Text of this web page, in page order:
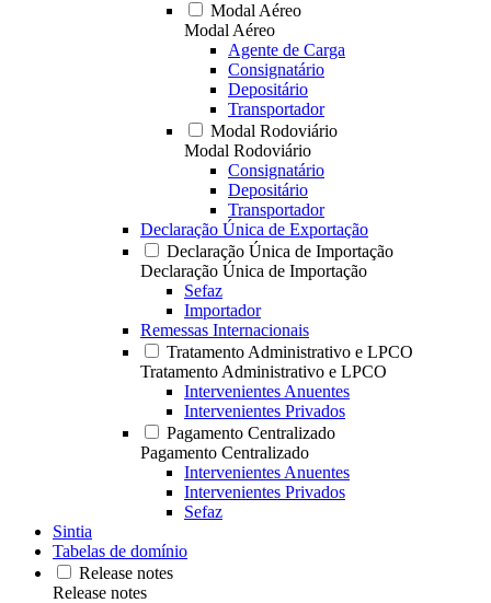
Modal Aéreo
Modal Aéreo
Agente de Carga
Consignatário
Depositário
Transportador
Modal Rodoviário
Modal Rodoviário
Consignatário
Depositário
Transportador
Declaração Única de Exportação
Declaração Única de Importação
Declaração Única de Importação
Sefaz
Importador
Remessas Internacionais
Tratamento Administrativo e LPCO
Tratamento Administrativo e LPCO
Intervenientes Anuentes
Intervenientes Privados
Pagamento Centralizado
Pagamento Centralizado
Intervenientes Anuentes
Intervenientes Privados
Sefaz
Sintia
Tabelas de domínio
Release notes
Release notes